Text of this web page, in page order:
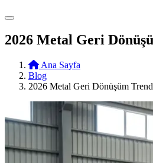
2026 Metal Geri
Ana Sayfa
Blog
2026 Metal Geri Dönüşüm